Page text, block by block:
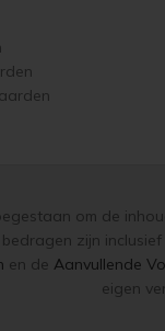
om de
zijn
en de Aanvullende
eigen